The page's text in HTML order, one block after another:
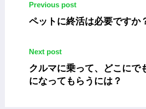
Previous post
ペットに終活は必要ですか
Next post
クルマに乗って、どこにで
になってもらうには？